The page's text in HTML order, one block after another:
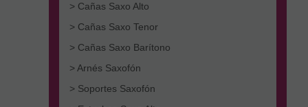
> Cañas Saxo Alto
> Cañas Saxo Tenor
> Cañas Saxo Barítono
> Arnés Saxofón
> Soportes Saxofón